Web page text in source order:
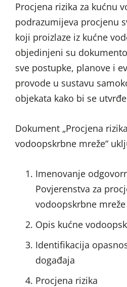
Procjena rizika za kućnu
podrazumijeva procjenu
koji proizlaze iz kućne
objedinjeni su
sve postupke, planove i
provode u sustavu
objekata kako bi se
Dokument „Procjena
vodoopskrbne mreže“
Imenovanje
Povjerenstva za
vodoopskrbne mreže
Opis kućne
Identifikacija
događaja
Procjena rizika